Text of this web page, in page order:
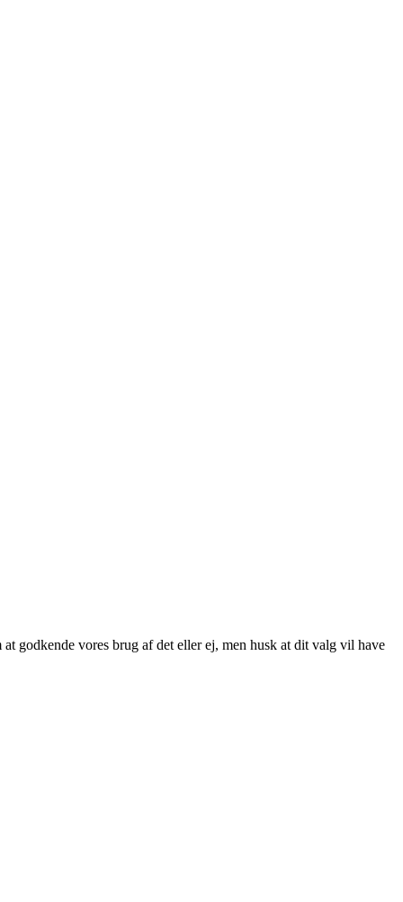
godkende vores brug af det eller ej, men husk at dit valg vil have